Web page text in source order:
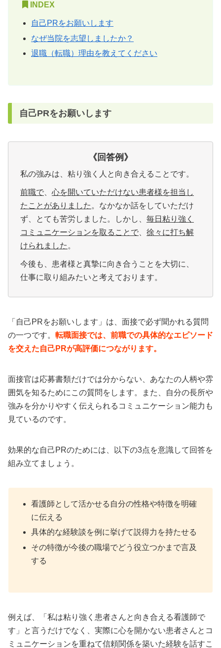
INDEX
自己PRをお願いします
なぜ当院を志望しましたか？
退職（転職）理由を教えてください
自己PRをお願いします
《回答例 》
私の強みは、粘り強く人と向き合えることです。
前職で
心を開いていただけない患者様を担当し
たことがありました 。なかなか話をしていただけ
ず、とても苦労しました。しかし、 毎日粘り強く
コミュニケーションを取ることで
徐々に打ち解
けられました 。
今後も、患者様と真摯に向き合うことを大切に、
仕事に取り組みたいと考えております。
「自己PRをお願いします」は、面接で必ず聞かれる質問
の一つです。 転職面接では、前職での具体的なエピソード
を交えた自己PRが高評価につながります。
面接官は応募書類だけでは分からない、あなたの人柄や雰
囲気を知るためにこの質問をします。また、自分の長所や
強みを分かりやすく伝えられるコミュニケーション能力も
見ているのです。
効果的な自己PRのためには、以下の3点を意識して回答を
組み立てましょう。
看護師として活かせる自分の性格や特徴を明確
に伝える
具体的な経験談を例に挙げて説得力を持たせる
その特徴が今後の職場でどう役立つかまで言及
する
例えば、「私は粘り強く患者さんと向き合える看護師で
す」と言うだけでなく、実際に心を開かない患者さんとコ
ミュニケーションを重ねて信頼関係を築いた経験を話すこ